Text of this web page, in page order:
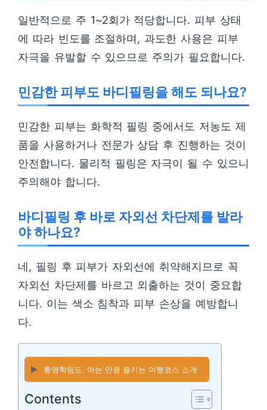
일반적으로 주 1~2회가 적당합니다. 피부 상태
에 따라 빈도를 조절하며, 과도한 사용은 피부
자극을 유발할 수 있으므로 주의가 필요합니다.
민감한 피부도 바디필링을 해도 되나요?
민감한 피부는 화학적 필링 중에서도 저농도 제
품을 사용하거나 전문가 상담 후 진행하는 것이
안전합니다. 물리적 필링은 자극이 될 수 있으니
주의해야 합니다.
바디필링 후 바로 자외선 차단제를 발라
야 하나요?
네, 필링 후 피부가 자외선에 취약해지므로 꼭
자외선 차단제를 바르고 외출하는 것이 중요합
니다. 이는 색소 침착과 피부 손상을 예방합니
다.
▶️ 통영학림도, 아는 만큼 즐기는 여행코스 소개
Contents